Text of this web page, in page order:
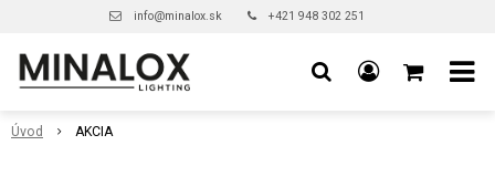
info@minalox.sk +421 948 302 251
Úvod AKCIA